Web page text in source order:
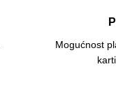
Mogućnost